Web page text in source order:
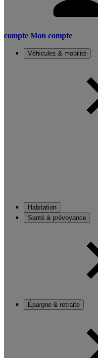
compte Mon compte
Véhicules & mobilité
Habitation
Santé & prévoyance
Épargne & retraite